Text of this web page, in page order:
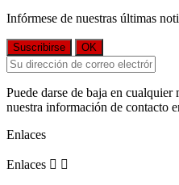
Infórmese de nuestras últimas
Puede darse de baja en
nuestra información de contacto
Enlaces
Enlaces  